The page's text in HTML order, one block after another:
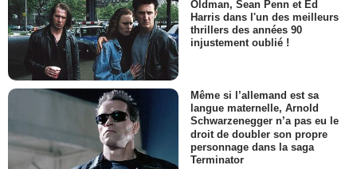
Oldman, Sean Penn et Ed
Harris dans l'un des meilleurs
thrillers des années 90
injustement oublié !
Même si l’allemand est sa
langue maternelle, Arnold
Schwarzenegger n’a pas eu le
droit de doubler son propre
personnage dans la saga
Terminator